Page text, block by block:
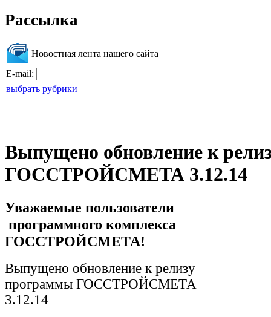
Рассылка
Новостная лента нашего сайта
E-mail:
выбрать рубрики
Выпущено обновление к
ГОССТРОЙСМЕТА 3.12.14
Уважаемые пользователи
программного комплекса
ГОССТРОЙСМЕТА!
Выпущено обновление к релизу
программы ГОССТРОЙСМЕТА
3.12.14